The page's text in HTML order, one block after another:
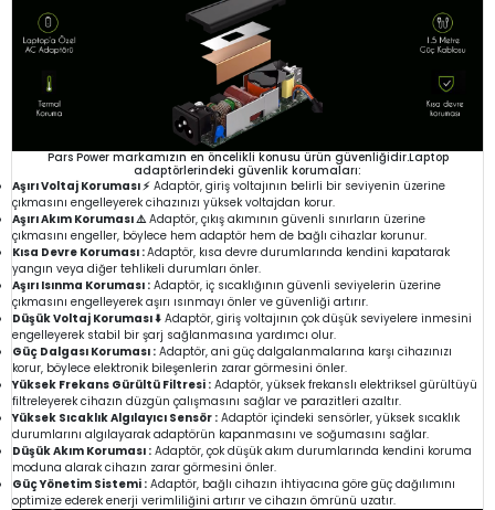
Pars Power markamızın en öncelikli konusu ürün güvenliğidir.Laptop
adaptörlerindeki güvenlik korumaları:
Aşırı Voltaj Koruması ⚡ Adaptör, giriş voltajının belirli bir seviyenin üzerine
çıkmasını engelleyerek cihazınızı yüksek voltajdan korur.
Aşırı Akım Koruması ⚠️Adaptör, çıkış akımının güvenli sınırların üzerine
çıkmasını engeller, böylece hem adaptör hem de bağlı cihazlar korunur.
Kısa Devre Koruması :Adaptör, kısa devre durumlarında kendini kapatarak
yangın veya diğer tehlikeli durumları önler.
Aşırı Isınma Koruması : Adaptör, iç sıcaklığının güvenli seviyelerin üzerine
çıkmasını engelleyerek aşırı ısınmayı önler ve güvenliği artırır.
Düşük Voltaj Koruması ⬇️ Adaptör, giriş voltajının çok düşük seviyelere inmesini
engelleyerek stabil bir şarj sağlanmasına yardımcı olur.
Güç Dalgası Koruması : Adaptör, ani güç dalgalanmalarına karşı cihazınızı
korur, böylece elektronik bileşenlerin zarar görmesini önler.
Yüksek Frekans Gürültü Filtresi : Adaptör, yüksek frekanslı elektriksel gürültüyü
filtreleyerek cihazın düzgün çalışmasını sağlar ve parazitleri azaltır.
Yüksek Sıcaklık Algılayıcı Sensör : Adaptör içindeki sensörler, yüksek sıcaklık
durumlarını algılayarak adaptörün kapanmasını ve soğumasını sağlar.
Düşük Akım Koruması : Adaptör, çok düşük akım durumlarında kendini koruma
moduna alarak cihazın zarar görmesini önler.
Güç Yönetim Sistemi : Adaptör, bağlı cihazın ihtiyacına göre güç dağılımını
optimize ederek enerji verimliliğini artırır ve cihazın ömrünü uzatır.